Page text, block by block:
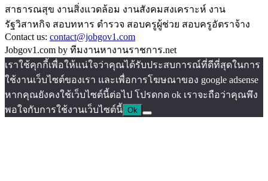
สาธารณสุข งานสิ่งแวดล้อม งานสังคมสงเคราะห์ งาน
รัฐวิสาหกิจ สอบทหาร ตำรวจ สอบครูผู้ช่วย สอบครูอัตราจ้าง
Contact us: contact@jobgov1.com
Jobgov1.com by ทีมงานหางานราชการ.net
เราใช้คุกกี้เพื่อให้แน่ใจว่าคุณได้รับประสบการณ์ที่ดีที่สุดในการ
ใช้งานเว็บไซต์ของเรา และเพื่อการโฆษณาของ google adsense
หากคุณยังคงใช้เว็บไซต์นี้ต่อไป โปรดกด ok เราจะถือว่าคุณพึง
พอใจกับการใช้งานเว็บไซต์นี้ Ok